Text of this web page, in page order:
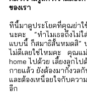
ของเรา
ทีนี้มาดูประโยคที่คุณย่า
นะคะ “ทำไมเธอถึงไม่
แบบนี้ ก็สมาธิสั้นหมดสิ”
ไม่ดีเลยใช่ไหมคะ คุณ
home ไปด้วย เลี้ยงลูกไ
กายแล้ว ยังต้องมากังวล
และต้องเหนื่อยใจกับคว
อีก